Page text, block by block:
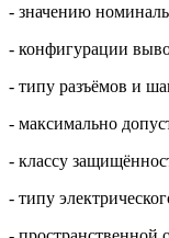
- значению
- конфигурации
- типу разъёмов и
- максимально
- классу
- типу